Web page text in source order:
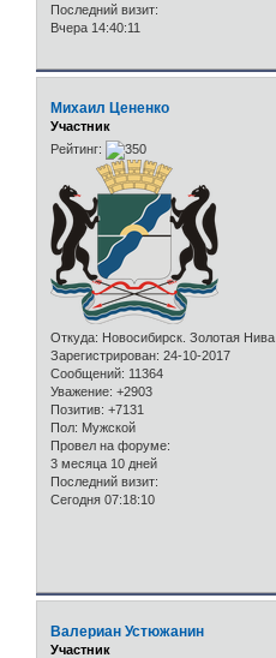
Последний визит:
Вчера 14:40:11
Михаил Цененко
Участник
Рейтинг:
Откуда: Новосибирск. Золотая Нива
Зарегистрирован: 24-10-2017
Сообщений: 11364
Уважение: +2903
Позитив: +7131
Пол: Мужской
Провел на форуме:
3 месяца 10 дней
Последний визит:
Сегодня 07:18:10
Валериан Устюжанин
Участник